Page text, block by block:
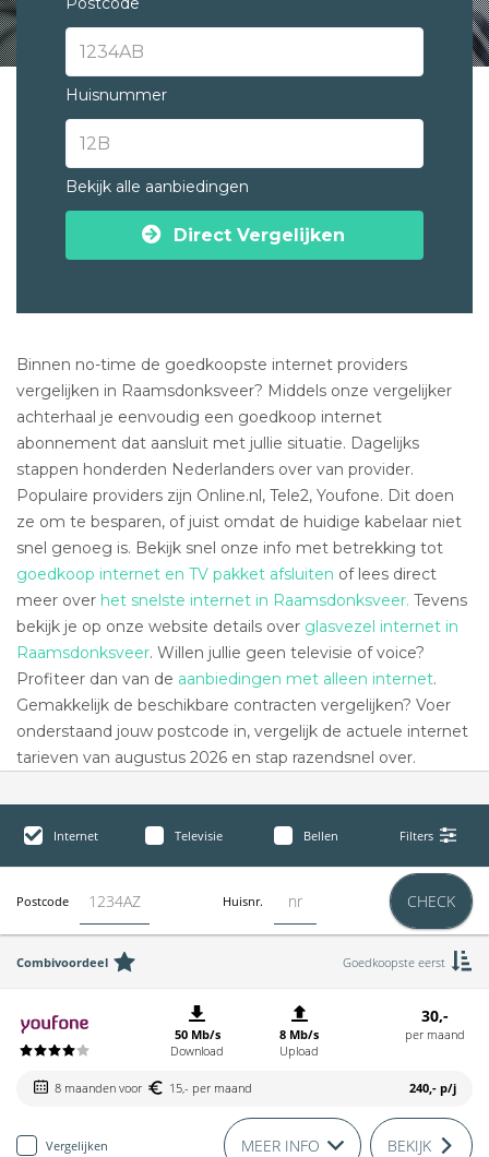
Huisnummer
Bekijk alle aanbiedingen
Direct Vergelijken
Binnen no-time de goedkoopste internet providers
vergelijken in Raamsdonksveer? Middels onze vergelijker
achterhaal je eenvoudig een goedkoop internet
abonnement dat aansluit met jullie situatie. Dagelijks
stappen honderden Nederlanders over van provider.
Populaire providers zijn Online.nl, Tele2, Youfone. Dit doen
ze om te besparen, of juist omdat de huidige kabelaar niet
snel genoeg is. Bekijk snel onze info met betrekking tot
goedkoop internet en TV pakket afsluiten of lees direct
meer over het snelste internet in Raamsdonksveer. Tevens
bekijk je op onze website details over glasvezel internet in
Raamsdonksveer. Willen jullie geen televisie of voice?
Profiteer dan van de aanbiedingen met alleen internet.
Gemakkelijk de beschikbare contracten vergelijken? Voer
onderstaand jouw postcode in, vergelijk de actuele internet
tarieven van augustus 2026 en stap razendsnel over.
Internet Televisie Bellen Filters
Postcode Huisnr. CHECK
Combivoordeel Goedkoopste eerst
50 Mb/s
Download
8 Mb/s
Upload
30,-
per maand
8 maanden voor 15,- per maand 240,- p/j
Vergelijken MEER INFO BEKIJK